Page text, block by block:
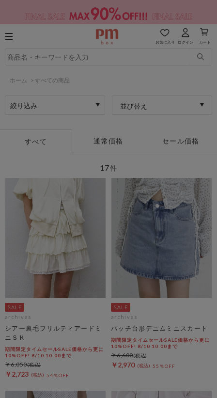
お気に入り ログイン カート
ホーム > すべての商品
絞り込み 並び替え
すべて 通常価格 セール価格
17件
archives
シアー裏毛フリルティアードミ
ニＳＫ
期間限定タイムセールSALE価格から更に
10%OFF! 8/10 10:00まで
￥2,723 54％OFF
￥6,050
archives
パッチ台形デニムミニスカート
期間限定タイムセールSALE価格から更に
10%OFF! 8/10 10:00まで
￥2,970 55％OFF
￥6,600